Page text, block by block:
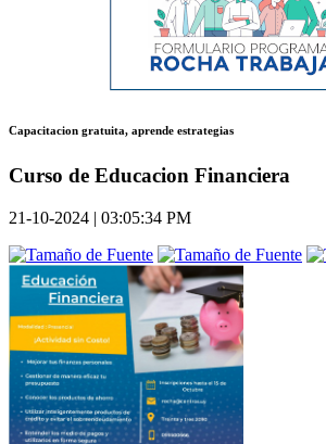
Capacitacion gratuita, aprende estrategias
Curso de Educacion Financiera
21-10-2024 | 03:05:34 PM